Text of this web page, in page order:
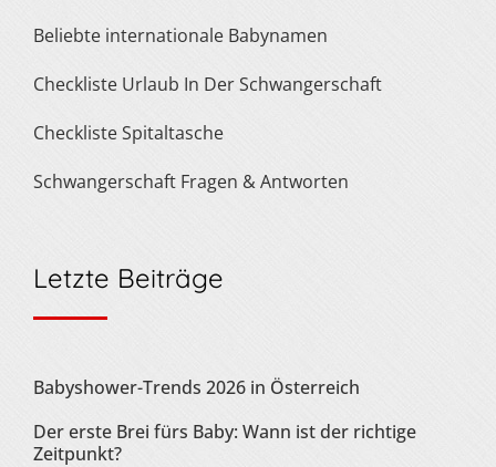
Beliebte internationale Babynamen
Checkliste Urlaub In Der Schwangerschaft
Checkliste Spitaltasche
Schwangerschaft Fragen & Antworten
Letzte Beiträge
Babyshower-Trends 2026 in Österreich
Der erste Brei fürs Baby: Wann ist der richtige
Zeitpunkt?